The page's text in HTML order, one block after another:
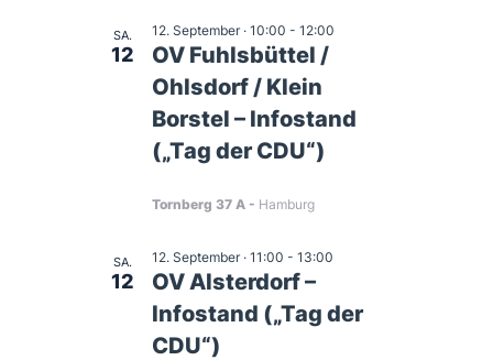
SA.
12
OV Fuhlsbüttel /
Ohlsdorf / Klein
Borstel – Infostand
(„Tag der CDU“)
12. September · 10:00 - 12:00
Tornberg 37 A Hamburg
SA.
12
OV Alsterdorf –
Infostand („Tag der
CDU“)
12. September · 11:00 - 13:00